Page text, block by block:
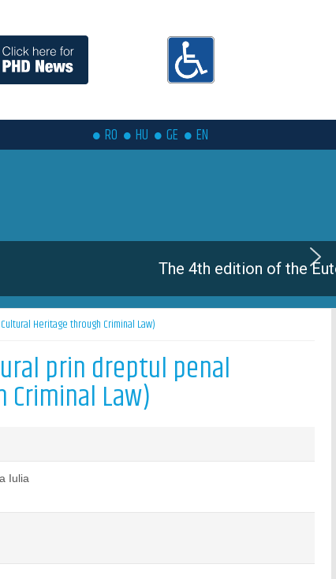
RO HU GE EN
is coming soon
Heritage through Criminal Law)
prin dreptul penal
Law)
Iulia